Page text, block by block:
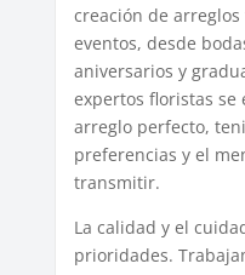
creación de
eventos, desde
aniversarios y
expertos floristas se
arreglo perfecto,
preferencias y el
transmitir.
La calidad y el
prioridades.